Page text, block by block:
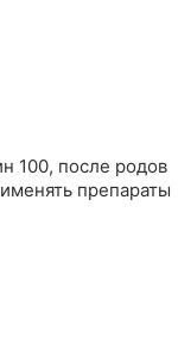
100, после родов
препараты